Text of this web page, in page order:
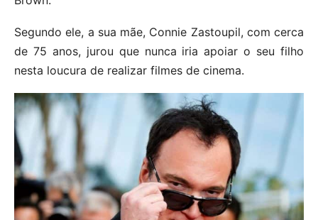
Segundo ele, a sua mãe, Connie Zastoupil, com cerca
de 75 anos, jurou que nunca iria apoiar o seu filho
nesta loucura de realizar filmes de cinema.